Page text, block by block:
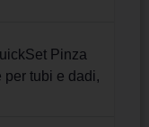
Pinza
tubi e dadi,